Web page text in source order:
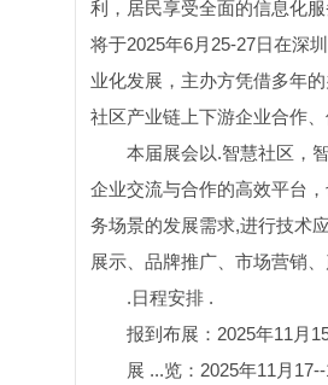
利，居民享受全面的信息化
将于2025年6月25-27日在深
业化发展，主办方凭借多年
社区产业链上下游企业合作
本届展会以.智慧社区，
企业交流与合作的高效平台
务场景的发展需求,进行技术
展示、品牌推广、市场营销
.日程安排 .
报到布展：2025年11月
展 ...览：2025年11月